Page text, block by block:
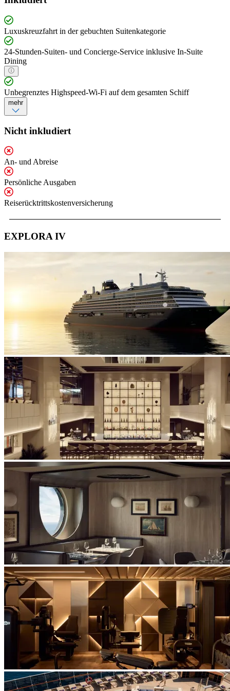
Luxuskreuzfahrt in der gebuchten Suitenkategorie
24-Stunden-Suiten- und Concierge-Service inklusive In-Suite
Dining
Unbegrenztes Highspeed-Wi-Fi auf dem gesamten Schiff
mehr
Nicht inkludiert
An- und Abreise
Persönliche Ausgaben
Reiserücktrittskostenversicherung
EXPLORA IV